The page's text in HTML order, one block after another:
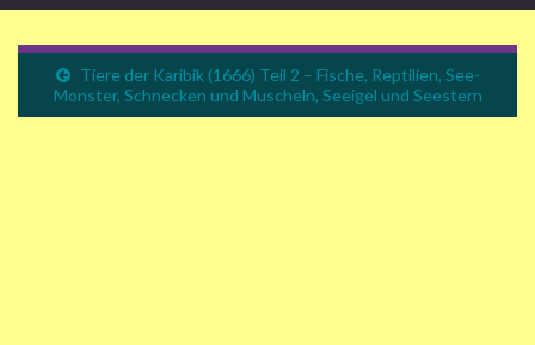
Tiere der Karibik (1666) Teil 2 – Fische, Reptilien, See-
Monster, Schnecken und Muscheln, Seeigel und Seestern